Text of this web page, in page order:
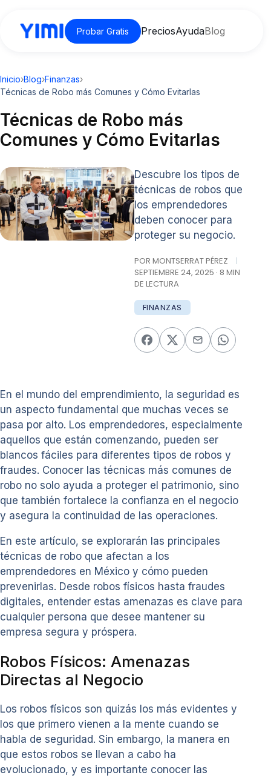
Probar Gratis PreciosAyudaBlog
Inicio›Blog›Finanzas›
Técnicas de Robo más Comunes y Cómo Evitarlas
Técnicas de Robo más
Comunes y Cómo Evitarlas
Descubre los tipos de
técnicas de robos que
los emprendedores
deben conocer para
proteger su negocio.
POR MONTSERRAT PÉREZ
|
SEPTIEMBRE 24, 2025 · 8 MIN
DE LECTURA
FINANZAS
En el mundo del emprendimiento, la seguridad es
un aspecto fundamental que muchas veces se
pasa por alto. Los emprendedores, especialmente
aquellos que están comenzando, pueden ser
blancos fáciles para diferentes tipos de robos y
fraudes. Conocer las técnicas más comunes de
robo no solo ayuda a proteger el patrimonio, sino
que también fortalece la confianza en el negocio
y asegura la continuidad de las operaciones.
En este artículo, se explorarán las principales
técnicas de robo que afectan a los
emprendedores en México y cómo pueden
prevenirlas. Desde robos físicos hasta fraudes
digitales, entender estas amenazas es clave para
cualquier persona que desee mantener su
empresa segura y próspera.
Robos Físicos: Amenazas
Directas al Negocio
Los robos físicos son quizás los más evidentes y
los que primero vienen a la mente cuando se
habla de seguridad. Sin embargo, la manera en
que estos robos se llevan a cabo ha
evolucionado, y es importante conocer las